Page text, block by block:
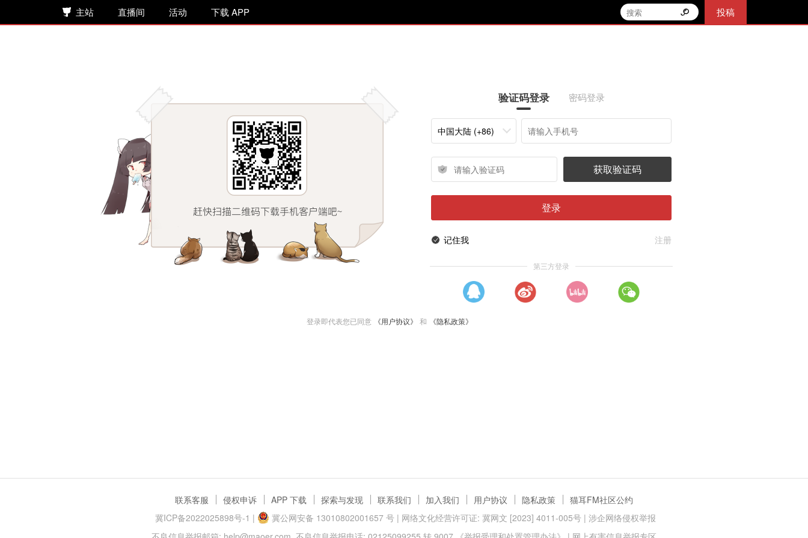
主站 直播间 活动 下载 APP 投稿
验证码登录 密码登录
中国大陆 (+86)
获取验证码
登录
记住我 注册
第三方登录
登录即代表您已同意 《用户协议》 和 《隐私政策》
联系客服 侵权申诉 APP 下载 探索与发现 联系我们 加入我们 用户协议 隐私政策
猫耳FM社区公约
冀ICP备2022025898号-1 | 冀公网安备 13010802001657 号| 网络文化经营许可证: 冀网文 [2023] 4011-005号 | 涉企网络侵权举报